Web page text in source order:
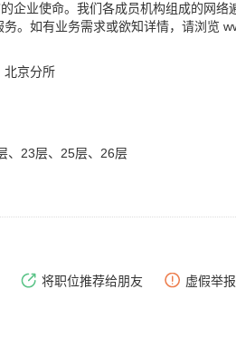
企业使命。我们各成员机构组成的网
。如有业务需求或欲知详情，请浏览
北京分所
、23层、25层、26层
将职位推荐给朋友 虚假举报